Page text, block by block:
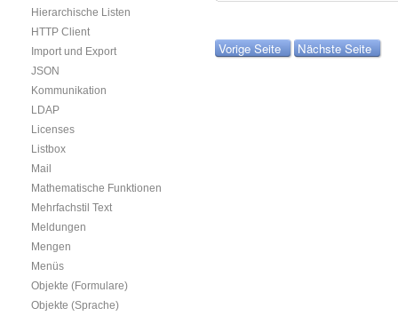
Hierarchische Listen
HTTP Client
Import und Export
JSON
Kommunikation
LDAP
Licenses
Listbox
Mail
Mathematische Funktionen
Mehrfachstil Text
Meldungen
Mengen
Menüs
Objekte (Formulare)
Objekte (Sprache)
Vorige Seite Nächste Seite